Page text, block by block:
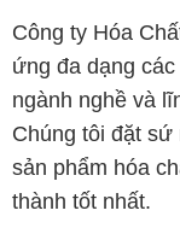
Công ty Hóa
ứng đa dạng
ngành nghề và
Chúng tôi đặt sứ
sản phẩm hóa
thành tốt nhất.